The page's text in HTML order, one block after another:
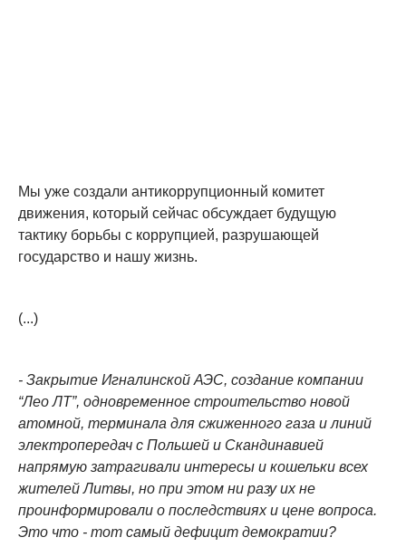
Мы уже создали антикоррупционный комитет
движения, который сейчас обсуждает будущую
тактику борьбы с коррупцией, разрушающей
государство и нашу жизнь.
(...)
- Закрытие Игналинской АЭС, создание компании
“Лео ЛТ”, одновременное строительство новой
атомной, терминала для сжиженного газа и линий
электропередач с Польшей и Скандинавией
напрямую затрагивали интересы и кошельки всех
жителей Литвы, но при этом ни разу их не
проинформировали о последствиях и цене вопроса.
Это что - тот самый дефицит демократии?